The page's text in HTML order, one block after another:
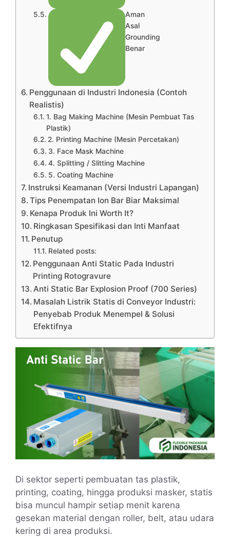
Aman
Asal
Grounding
Benar
Penggunaan di Industri Indonesia (Contoh
Realistis)
1. Bag Making Machine (Mesin Pembuat Tas
Plastik)
2. Printing Machine (Mesin Percetakan)
3. Face Mask Machine
4. Splitting / Slitting Machine
5. Coating Machine
Instruksi Keamanan (Versi Industri Lapangan)
Tips Penempatan Ion Bar Biar Maksimal
Kenapa Produk Ini Worth It?
Ringkasan Spesifikasi dan Inti Manfaat
Penutup
Related posts:
Penggunaan Anti Static Pada Industri
Printing Rotogravure
Anti Static Bar Explosion Proof (700 Series)
Masalah Listrik Statis di Conveyor Industri:
Penyebab Produk Menempel & Solusi
Efektifnya
Di sektor seperti pembuatan tas plastik,
printing, coating, hingga produksi masker, statis
bisa muncul hampir setiap menit karena
gesekan material dengan roller, belt, atau udara
kering di area produksi.